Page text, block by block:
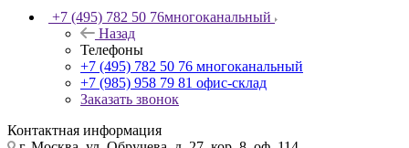
+7 (495) 782 50 76многоканальный
Назад
Телефоны
+7 (495) 782 50 76 многоканальный
+7 (985) 958 79 81 офис-склад
Заказать звонок
Контактная информация